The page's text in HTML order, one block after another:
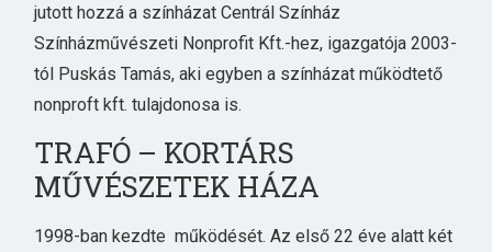
jutott hozzá a színházat Centrál Színház
Színházművészeti Nonprofit Kft.-hez, igazgatója 2003-
tól Puskás Tamás, aki egyben a színházat működtető
nonproft kft. tulajdonosa is.
TRAFÓ – KORTÁRS
MŰVÉSZETEK HÁZA
1998-ban kezdte működését. Az első 22 éve alatt két